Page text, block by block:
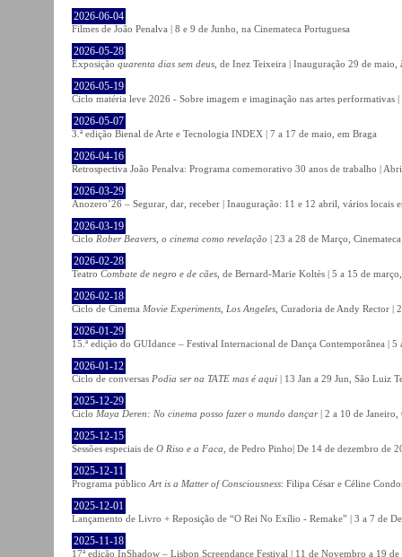
2026-06-04
Filmes de João Penalva | 8 e 9 de Junho, na Cinemateca Portuguesa
2026-05-28
Exposição quarenta dias sem deus , de Inez Teixeira | Inauguração 29 de
2026-05-19
Ciclo matéria leve 2026 - Sobre imagem e imaginação nas artes
2026-05-07
3.ª edição Bienal de Arte e Tecnologia INDEX | 7 a 17 de maio, em Braga
2026-04-16
Retrospectiva João Penalva: Programa comemorativo 30 anos de trabalho |
2026-03-29
Anozero’26 – Segurar, dar, receber | Inauguração: 11 e 12 abril, vários locais
2026-03-19
Ciclo Rober Beavers, o cinema como revelação | 23 a 28 de Março,
2026-02-28
Teatro Combate de negro e de cães , de Bernard-Marie Koltès | 5 a 15 de
2026-02-18
Ciclo de Cinema Movie Experiments, Los Angeles , Curadoria de Andy Rector
2026-01-29
15.ª edição do GUIdance – Festival Internacional de Dança Contemporânea |
2026-01-12
Ciclo de conversas Podia ser na TATE mas é aqui | 13 Jan a 29 Jun, São Luiz
2025-12-29
Ciclo Maya Deren: No cinema posso fazer o mundo dançar| 2 a 10 de Janeiro,
2025-12-15
Sessões especiais de O Riso e a Faca , de Pedro Pinho| De 14 de dezembro de
2025-12-11
Programa público Art is a Matter of Consciousness: Filipa César e Céline
2025-12-01
Lançamento de Livro + Reposição de “O Rei No Exílio - Remake” | 3 a 7 de
2025-11-18
17ª edição InShadow – Lisbon Screendance Festival | 11 de Novembro a 19